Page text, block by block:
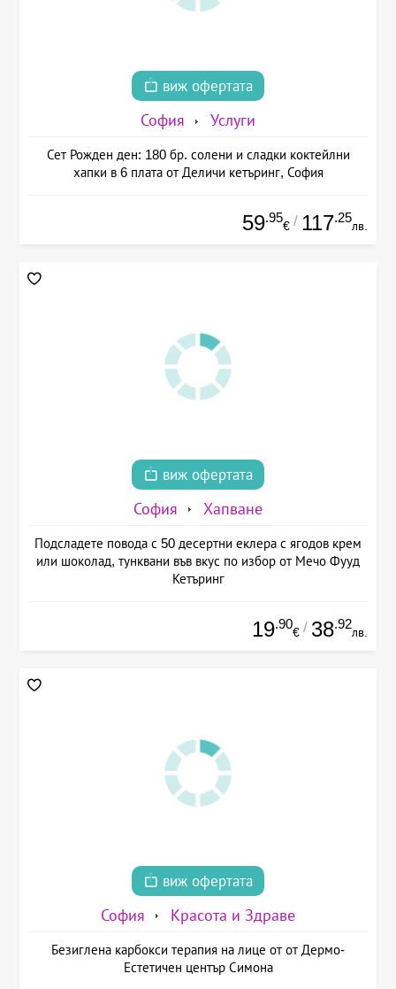
виж офертата
София Услуги
Сет Рожден ден: 180 бр. солени и сладки коктейлни
хапки в 6 плата от Деличи кетъринг, София
59.95
€ / 117.25
лв.
виж офертата
София Хапване
Подсладете повода с 50 десертни еклера с ягодов крем
или шоколад, тунквани във вкус по избор от Мечо Фууд
Кетъринг
19.90
€ / 38.92
лв.
виж офертата
София Красота и Здраве
Безиглена карбокси терапия на лице от от Дермо-
Естетичен център Симона